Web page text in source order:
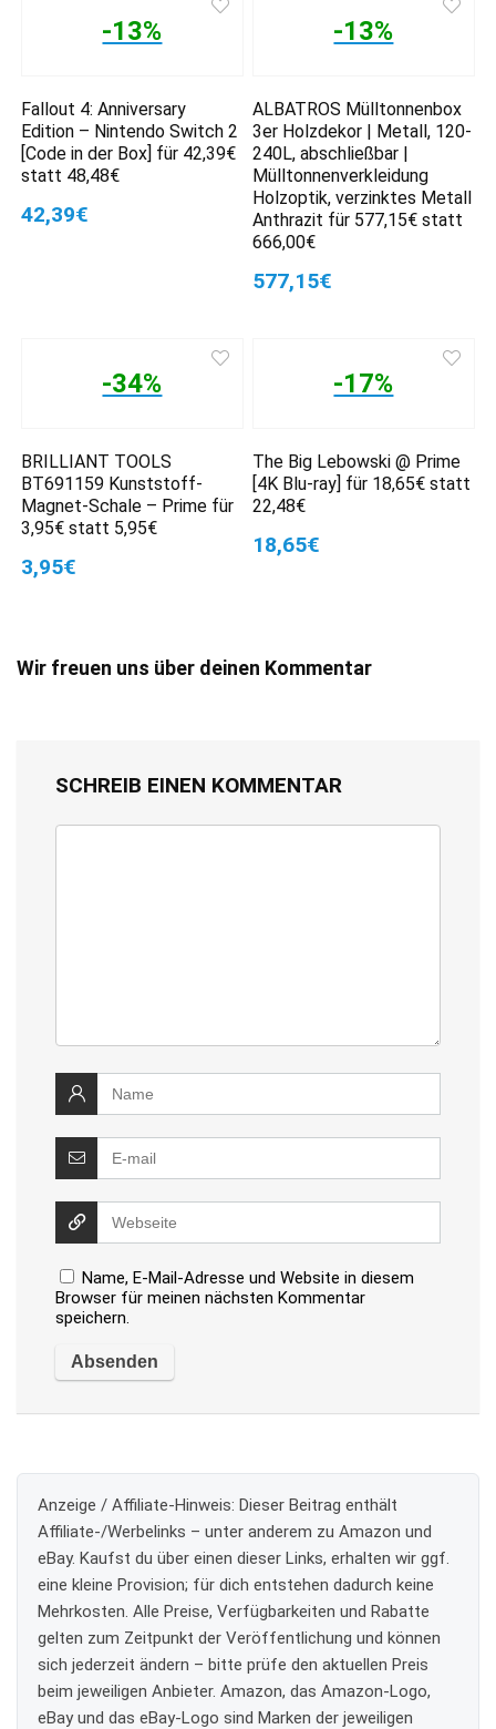
-13%
Fallout 4: Anniversary
Edition – Nintendo Switch 2
[Code in der Box] für 42,39€
statt 48,48€
42,39€
-13%
ALBATROS Mülltonnenbox
3er Holzdekor | Metall, 120-
240L, abschließbar |
Mülltonnenverkleidung
Holzoptik, verzinktes Metall
Anthrazit für 577,15€ statt
666,00€
577,15€
-34%
BRILLIANT TOOLS
BT691159 Kunststoff-
Magnet-Schale – Prime für
3,95€ statt 5,95€
3,95€
-17%
The Big Lebowski @ Prime
[4K Blu-ray] für 18,65€ statt
22,48€
18,65€
Wir freuen uns über deinen Kommentar
SCHREIB EINEN KOMMENTAR
Name, E-Mail-Adresse und Website in diesem
Browser für meinen nächsten Kommentar
speichern.
Anzeige / Affiliate-Hinweis: Dieser Beitrag enthält
Affiliate-/Werbelinks – unter anderem zu Amazon und
eBay. Kaufst du über einen dieser Links, erhalten wir ggf.
eine kleine Provision; für dich entstehen dadurch keine
Mehrkosten. Alle Preise, Verfügbarkeiten und Rabatte
gelten zum Zeitpunkt der Veröffentlichung und können
sich jederzeit ändern – bitte prüfe den aktuellen Preis
beim jeweiligen Anbieter. Amazon, das Amazon-Logo,
eBay und das eBay-Logo sind Marken der jeweiligen